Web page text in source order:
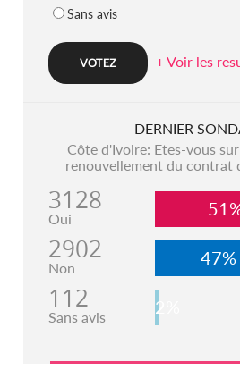
Sans avis
+ Voir les
DERNIER
Côte d'Ivoire: Etes-vous
renouvellement du contrat
3128
Oui
2902
Non 47%
112
Sans avis 2%